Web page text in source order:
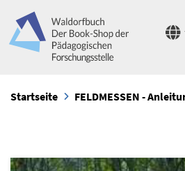
Startseite FELDMESSEN -